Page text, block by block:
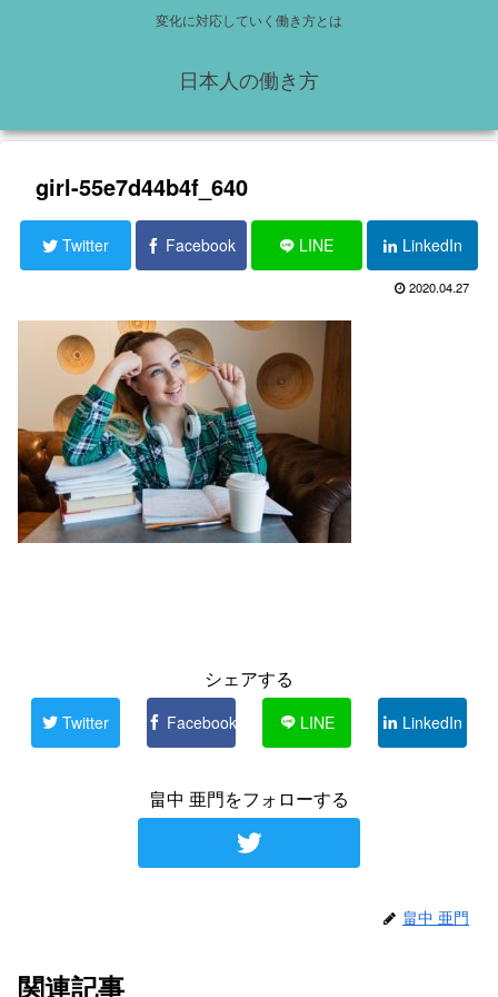
変化に対応していく働き方とは
日本人の働き方
girl-55e7d44b4f_640
Twitter Facebook LINE LinkedIn
2020.04.27
シェアする
Twitter Facebook LINE LinkedIn
畠中 亜門をフォローする
畠中 亜門
関連記事